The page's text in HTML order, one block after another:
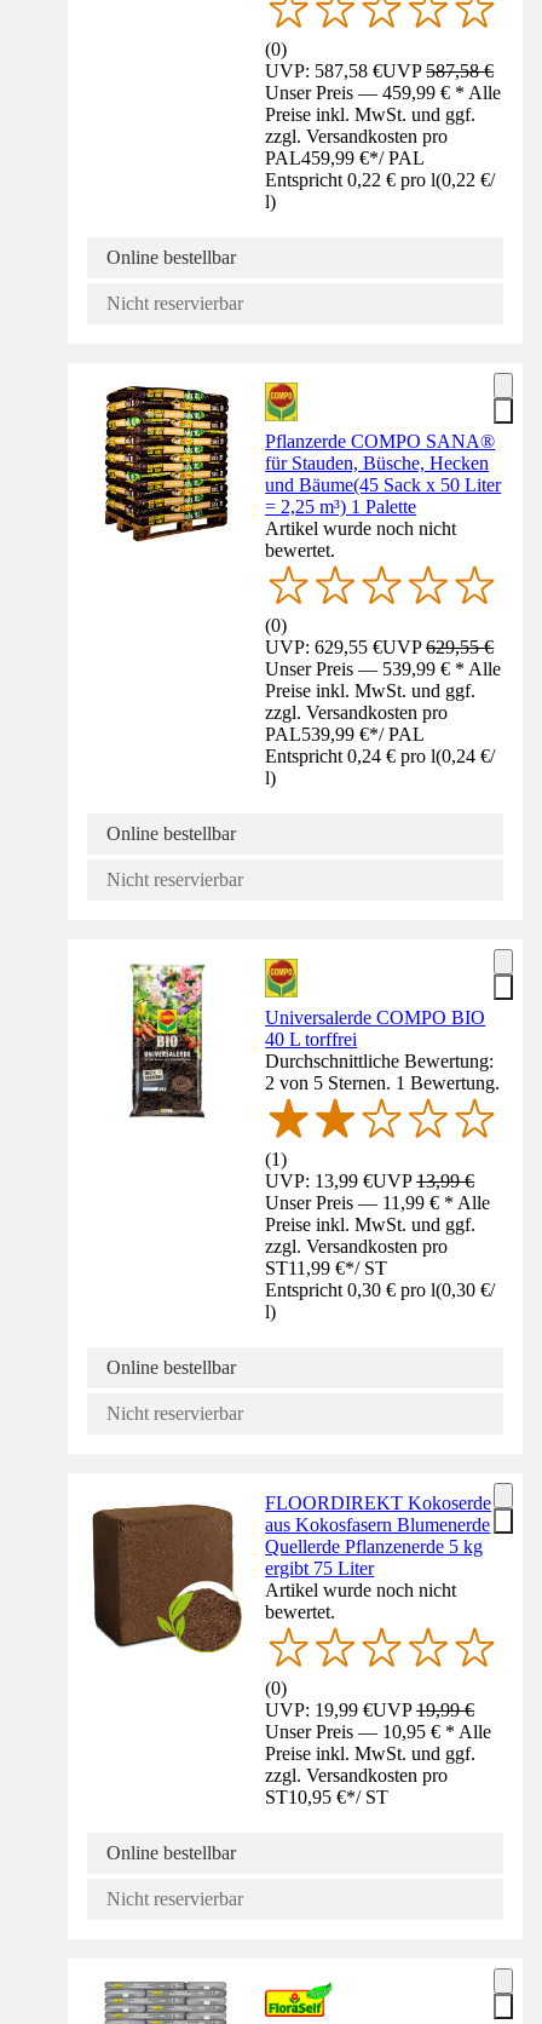
(0)
UVP: 587,58 €UVP587,58 €
Unser Preis — 459,99 € * Alle
Preise inkl. MwSt. und ggf.
zzgl. Versandkosten pro
PAL459,99 €*/ PAL
Entspricht 0,22 € pro l(0,22 €/
l)
Online bestellbar
Nicht reservierbar
Pflanzerde COMPO SANA®
für Stauden, Büsche, Hecken
und Bäume(45 Sack x 50 Liter
= 2,25 m³) 1 Palette
Artikel wurde noch nicht
bewertet.
(0)
UVP: 629,55 €UVP629,55 €
Unser Preis — 539,99 € * Alle
Preise inkl. MwSt. und ggf.
zzgl. Versandkosten pro
PAL539,99 €*/ PAL
Entspricht 0,24 € pro l(0,24 €/
l)
Online bestellbar
Nicht reservierbar
Universalerde COMPO BIO
40 L torffrei
Durchschnittliche Bewertung:
2 von 5 Sternen. 1 Bewertung.
(1)
UVP: 13,99 €UVP13,99 €
Unser Preis — 11,99 € * Alle
Preise inkl. MwSt. und ggf.
zzgl. Versandkosten pro
ST11,99 €*/ ST
Entspricht 0,30 € pro l(0,30 €/
l)
Online bestellbar
Nicht reservierbar
FLOORDIREKT Kokoserde
aus Kokosfasern Blumenerde
Quellerde Pflanzenerde 5 kg
ergibt 75 Liter
Artikel wurde noch nicht
bewertet.
(0)
UVP: 19,99 €UVP19,99 €
Unser Preis — 10,95 € * Alle
Preise inkl. MwSt. und ggf.
zzgl. Versandkosten pro
ST10,95 €*/ ST
Online bestellbar
Nicht reservierbar